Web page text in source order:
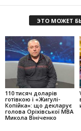
ЭТО МОЖЕТ
110 тисяч доларів
готівкою і «Жигулі-
Копійка»: що декларує
голова Оріхівської МВА
Микола Вініченко